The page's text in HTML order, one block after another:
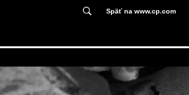
Späť na www.cp.com